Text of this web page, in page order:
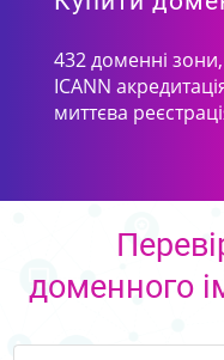
432 доменні зони,
ICANN
миттєва
доменного